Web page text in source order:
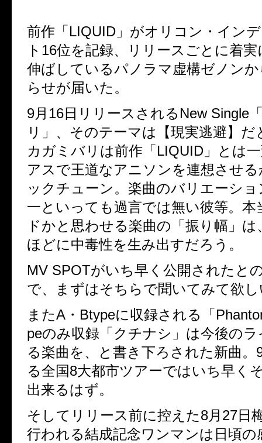
前作「LIQUID」がオリコン・イン
ト16位を記録、リリースごとに着
伸ばしているパノラマ虚構ゼノン
らせが届いた。
9月16日リリースされるNew Single
リ」、そのテーマは【現実逃避】だ
カガミバリは前作「LIQUID」とは
アスで王道なアニソンを連想させ
ックチューン。楽曲のバリエーシ
一といっても過言では無い彼等。本
ドかと思わせる楽曲の「振り幅」
ほどに中毒性を生み出すだろう。
MV SPOTがいち早く公開されたと
で、まずはそちらで聞いてみて欲
またA・Btypeに収録される「
peのみ収録「クチナシ」は今後の
る楽曲を、と書き下ろされた新曲。
る全国8大都市ツアーではいち早く
出来るはず。
そしてリリース前に控えた8月27日
行われる結成記念ワンマンは日頃の